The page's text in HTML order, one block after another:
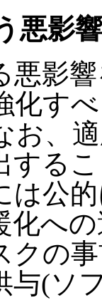
悪影
悪影
化す
お、
する
は公
化へ
クの
与(ソ